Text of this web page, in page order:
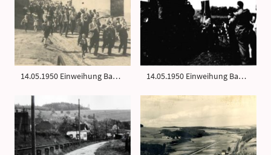
14.05.1950 Einweihung Bahnhof Höhmühlbach 14.05.1950 Einweihung Bahnhof Höhmühlbach